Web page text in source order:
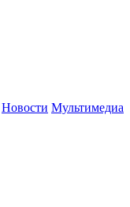
Новости Мультимедиа